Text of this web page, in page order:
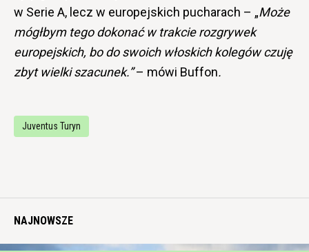
w Serie A, lecz w europejskich pucharach – „Może
mógłbym tego dokonać w trakcie rozgrywek
europejskich, bo do swoich włoskich kolegów czuję
zbyt wielki szacunek.”– mówi Buffon.
Juventus Turyn
NAJNOWSZE